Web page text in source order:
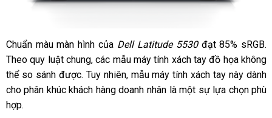
Chuẩn màu màn hình của Dell Latitude 5530đạt 85% sRGB.
Theo quy luật chung, các mẫu máy tính xách tay đồ họa không
thể so sánh được. Tuy nhiên, mẫu máy tính xách tay này dành
cho phân khúc khách hàng doanh nhân là một sự lựa chọn phù
hợp.